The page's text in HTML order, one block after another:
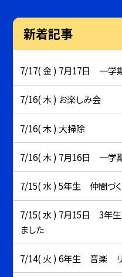
新着記事
7/17( 金 ) 7月17日 一学
7/16( 木 ) お楽しみ会
7/16( 木 ) 大掃除
7/16( 木 ) 7月16日 一学
7/15( 水 ) 5年生 仲間づく
7/15( 水 ) 7月15日 3年
ました
7/14( 火 ) 6年生 音楽